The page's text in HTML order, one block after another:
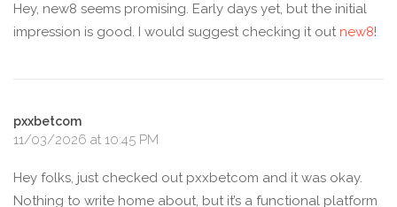
Hey, new8 seems promising. Early days yet, but the initial
impression is good. I would suggest checking it out new8!
pxxbetcom
11/03/2026 at 10:45 PM
Hey folks, just checked out pxxbetcom and it was okay.
Nothing to write home about, but it’s a functional platform